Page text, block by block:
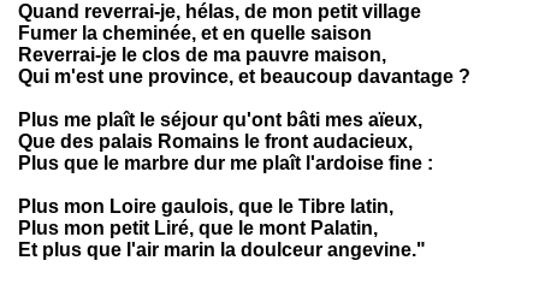
Quand reverrai-je, hélas, de mon petit village
Fumer la cheminée, et en quelle saison
Reverrai-je le clos de ma pauvre maison,
Qui m'est une province, et beaucoup davantage ?
Plus me plaît le séjour qu'ont bâti mes aïeux,
Que des palais Romains le front audacieux,
Plus que le marbre dur me plaît l'ardoise fine :
Plus mon Loire gaulois, que le Tibre latin,
Plus mon petit Liré, que le mont Palatin,
Et plus que l'air marin la doulceur angevine."